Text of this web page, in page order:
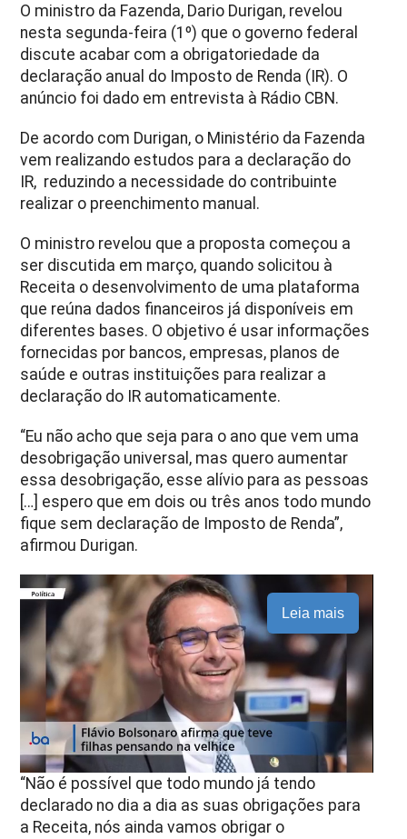
O ministro da Fazenda, Dario Durigan, revelou
nesta segunda-feira (1º) que o governo federal
discute acabar com a obrigatoriedade da
declaração anual do Imposto de Renda (IR). O
anúncio foi dado em entrevista à Rádio CBN.
De acordo com Durigan, o Ministério da Fazenda
vem realizando estudos para a declaração do
IR, reduzindo a necessidade do contribuinte
realizar o preenchimento manual.
O ministro revelou que a proposta começou a
ser discutida em março, quando solicitou à
Receita o desenvolvimento de uma plataforma
que reúna dados financeiros já disponíveis em
diferentes bases. O objetivo é usar informações
fornecidas por bancos, empresas, planos de
saúde e outras instituições para realizar a
declaração do IR automaticamente.
“Eu não acho que seja para o ano que vem uma
desobrigação universal, mas quero aumentar
essa desobrigação, esse alívio para as pessoas
[…] espero que em dois ou três anos todo mundo
fique sem declaração de Imposto de Renda”,
afirmou Durigan.
Leia mais
“Não é possível que todo mundo já tendo
declarado no dia a dia as suas obrigações para
a Receita, nós ainda vamos obrigar o